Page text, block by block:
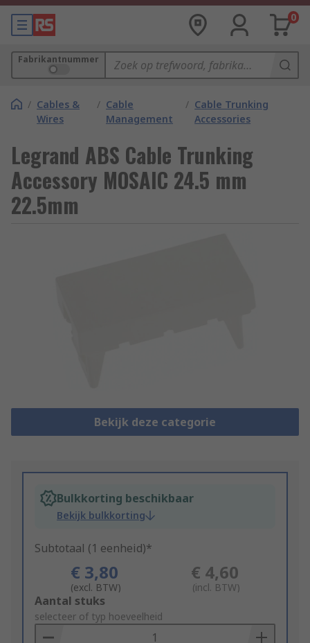
0
Fabrikantnummer
/ Cables &
Wires
/ Cable
Management
/ Cable Trunking
Accessories
Legrand ABS Cable Trunking
Accessory MOSAIC 24.5 mm
22.5mm
Bekijk deze categorie
Bulkkorting beschikbaar
Bekijk bulkkorting
Subtotaal (1 eenheid)*
€ 3,80
(excl. BTW)
€ 4,60
(incl. BTW)
Add
to
Basket
Aantal stuks
selecteer of typ hoeveelheid